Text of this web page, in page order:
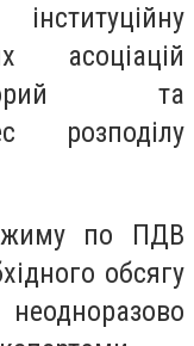
асоціацій
та
розподілу
по ПДВ
обсягу